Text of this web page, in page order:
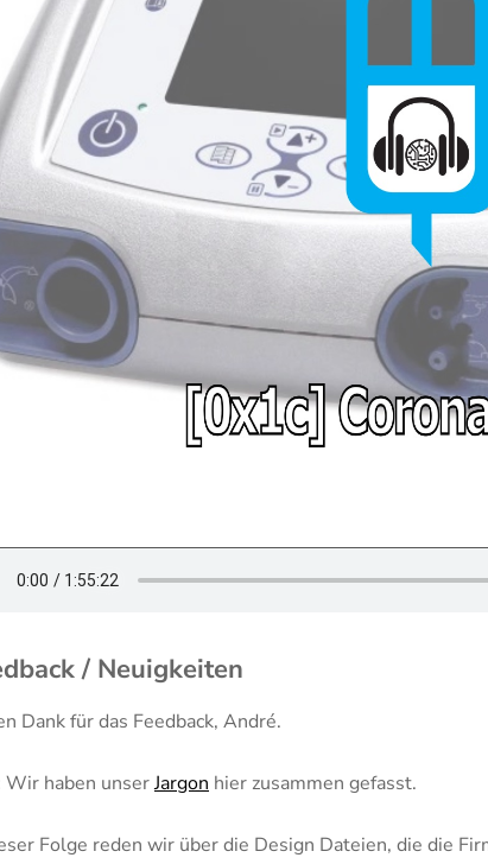
/ Neuigkeiten
Dank für das Feedback, André.
Wir haben unserJargon hier zusammen gefasst.
Folge reden wir über die Design Dateien, die die